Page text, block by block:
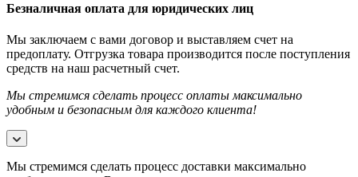
Безналичная оплата для юридических лиц
Мы заключаем с вами договор и выставляем счет на
предоплату. Отгрузка товара производится после поступления
средств на наш расчетный счет.
Мы стремимся сделать процесс оплаты максимально
удобным и безопасным для каждого клиента!
Мы стремимся сделать процесс доставки максимально